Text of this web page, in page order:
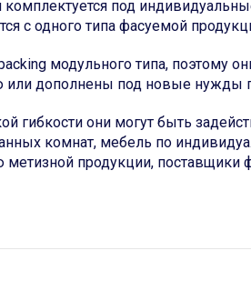
под
с одного типа фасуемой
модульного типа, поэтому
или дополнены под новые нужды
гибкости они могут быть
комнат, мебель по
метизной продукции, поставщики